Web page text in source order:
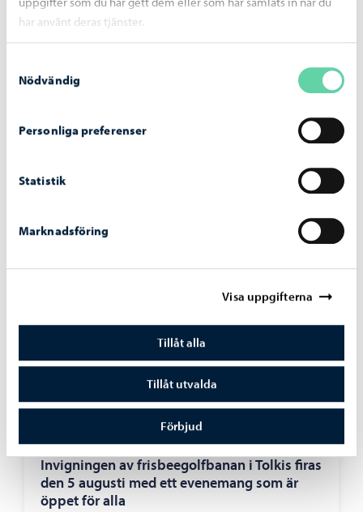
har använt deras tjänster.
Nödvändig
Personliga preferenser
Statistik
Marknadsföring
Visa uppgifterna
Tillåt alla
Tillåt utvalda
Förbjud
Sopningsroboten börjar sitt arbete på Borgå
- 28.07.2026
Invigningen av frisbeegolfbanan i Tolkis firas
den 5 augusti med ett evenemang som är
öppet för alla